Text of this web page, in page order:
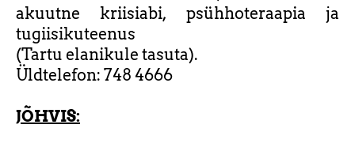
akuutne kriisiabi, psühhoteraapia ja
tugiisikuteenus
(Tartu elanikule tasuta).
Üldtelefon: 748 4666
JÕHVIS: